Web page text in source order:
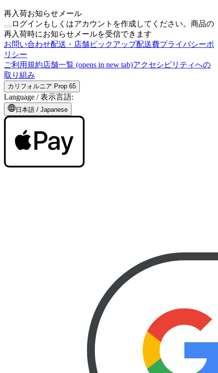
再入荷お知らせメール
ログインもしくはアカウントを作成してください。商品の
再入荷時にお知らせメールを受信できます
お問い合わせ配送・店舗ピックアップ配送費プライバシーポ
リシー
ご利用規約店舗一覧 (opens in new tab)アクセシビリティへの
取り組み
カリフォルニア Prop 65
Language /表示言語:
日本語 / Japanese